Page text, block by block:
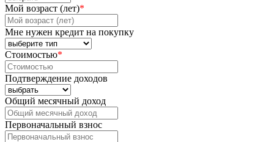
Мой возраст (лет)*
Мне нужен кредит на покупку
Стоимостью*
Подтверждение доходов
Общий месячный доход
Первоначальный взнос